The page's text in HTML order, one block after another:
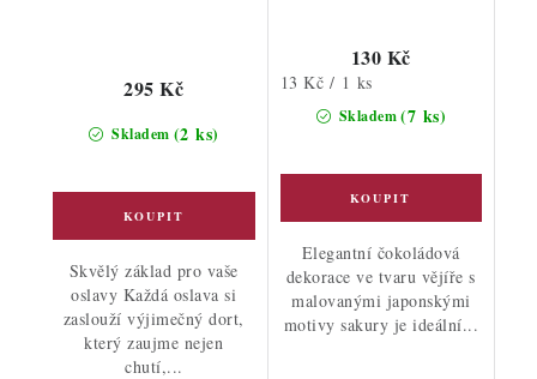
Skladem (2 ks)
295 Kč
Skvělý základ pro vaše
oslavy Každá oslava si
zaslouží výjimečný dort,
který zaujme nejen
chutí,...
Skladem(7 ks)
130 Kč
Měrná
13 Kč / 1 ks
Elegantní čokoládová
dekorace ve tvaru vějíře s
malovanými japonskými
motivy sakury je ideální...